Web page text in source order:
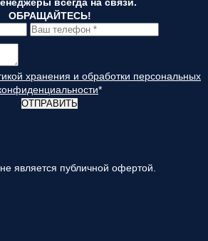
ОБРАЩАЙТЕСЬ!
хранения и обработки персональных
*
ОТПРАВИТЬ
является публичной офертой.